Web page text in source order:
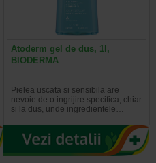
Atoderm gel de dus, 1l,
BIODERMA
Pielea uscata si sensibila are
nevoie de o ingrijire specifica, chiar
si la dus, unde ingredientele…